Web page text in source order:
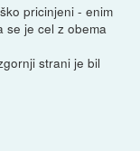
pricinjeni - enim
se je cel z obema
strani je bil